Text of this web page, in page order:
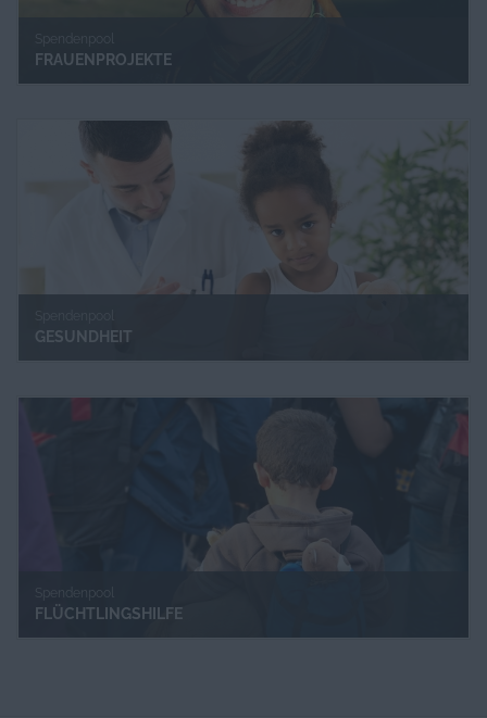
FRAUENPROJEKTE
GESUNDHEIT
Spendenpool
FLÜCHTLINGSHILFE